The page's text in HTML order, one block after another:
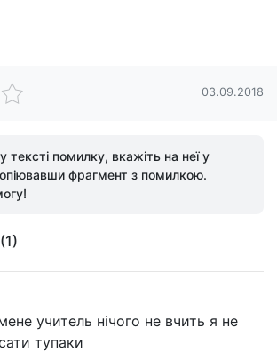
03.09.2018
тексті помилку, вкажіть на неї у
фрагмент з помилкою.
учитель нічого не вчить я не
тупаки